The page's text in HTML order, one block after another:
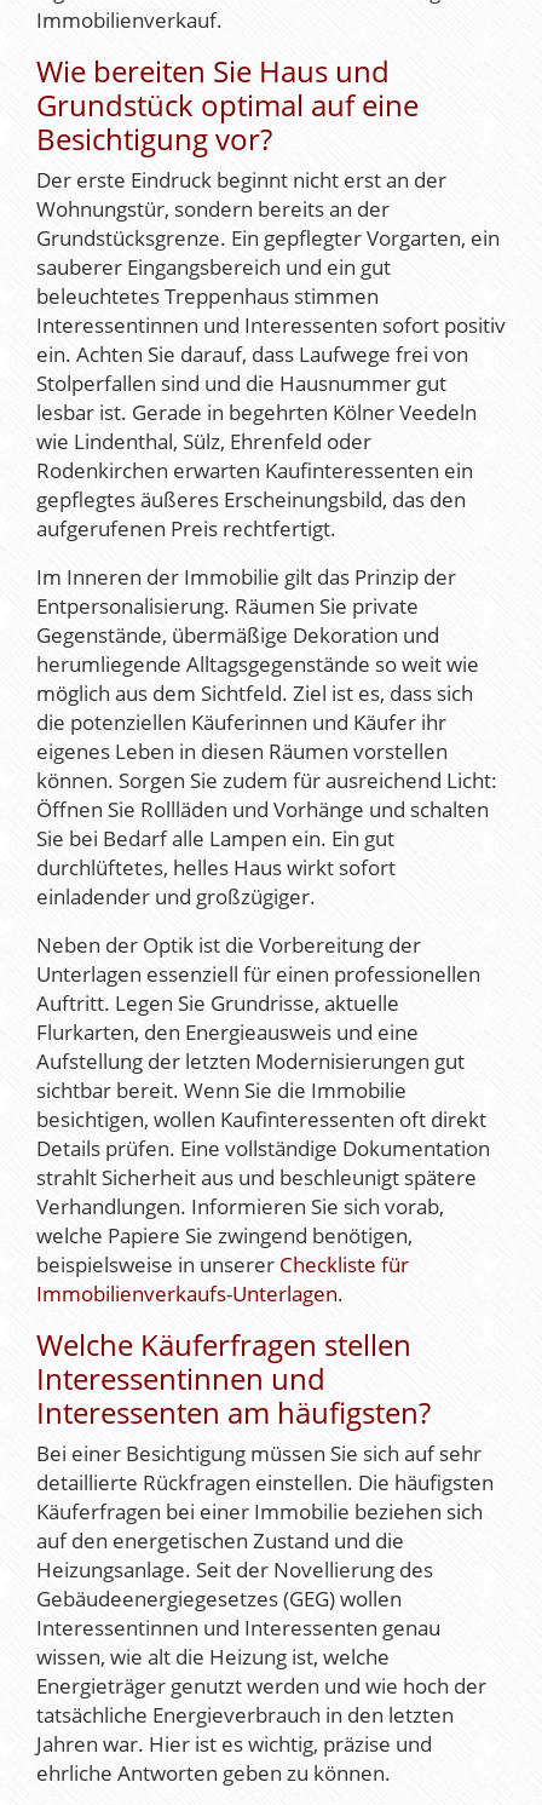
Immobilienverkauf.
Wie bereiten Sie Haus und
Grundstück optimal auf eine
Besichtigung vor?
Der erste Eindruck beginnt nicht erst an der
Wohnungstür, sondern bereits an der
Grundstücksgrenze. Ein gepflegter Vorgarten, ein
sauberer Eingangsbereich und ein gut
beleuchtetes Treppenhaus stimmen
Interessentinnen und Interessenten sofort positiv
ein. Achten Sie darauf, dass Laufwege frei von
Stolperfallen sind und die Hausnummer gut
lesbar ist. Gerade in begehrten Kölner Veedeln
wie Lindenthal, Sülz, Ehrenfeld oder
Rodenkirchen erwarten Kaufinteressenten ein
gepflegtes äußeres Erscheinungsbild, das den
aufgerufenen Preis rechtfertigt.
Im Inneren der Immobilie gilt das Prinzip der
Entpersonalisierung. Räumen Sie private
Gegenstände, übermäßige Dekoration und
herumliegende Alltagsgegenstände so weit wie
möglich aus dem Sichtfeld. Ziel ist es, dass sich
die potenziellen Käuferinnen und Käufer ihr
eigenes Leben in diesen Räumen vorstellen
können. Sorgen Sie zudem für ausreichend Licht:
Öffnen Sie Rollläden und Vorhänge und schalten
Sie bei Bedarf alle Lampen ein. Ein gut
durchlüftetes, helles Haus wirkt sofort
einladender und großzügiger.
Neben der Optik ist die Vorbereitung der
Unterlagen essenziell für einen professionellen
Auftritt. Legen Sie Grundrisse, aktuelle
Flurkarten, den Energieausweis und eine
Aufstellung der letzten Modernisierungen gut
sichtbar bereit. Wenn Sie die Immobilie
besichtigen, wollen Kaufinteressenten oft direkt
Details prüfen. Eine vollständige Dokumentation
strahlt Sicherheit aus und beschleunigt spätere
Verhandlungen. Informieren Sie sich vorab,
welche Papiere Sie zwingend benötigen,
beispielsweise in unserer Checkliste für
Immobilienverkaufs-Unterlagen.
Welche Käuferfragen stellen
Interessentinnen und
Interessenten am häufigsten?
Bei einer Besichtigung müssen Sie sich auf sehr
detaillierte Rückfragen einstellen. Die häufigsten
Käuferfragen bei einer Immobilie beziehen sich
auf den energetischen Zustand und die
Heizungsanlage. Seit der Novellierung des
Gebäudeenergiegesetzes (GEG) wollen
Interessentinnen und Interessenten genau
wissen, wie alt die Heizung ist, welche
Energieträger genutzt werden und wie hoch der
tatsächliche Energieverbrauch in den letzten
Jahren war. Hier ist es wichtig, präzise und
ehrliche Antworten geben zu können.